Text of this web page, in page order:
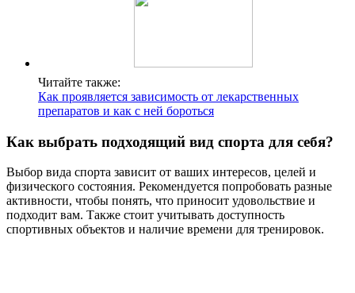
Читайте также:
Как проявляется зависимость от лекарственных
препаратов и как с ней бороться
Как выбрать подходящий вид спорта для себя?
Выбор вида спорта зависит от ваших интересов, целей и
физического состояния. Рекомендуется попробовать разные
активности, чтобы понять, что приносит удовольствие и
подходит вам. Также стоит учитывать доступность
спортивных объектов и наличие времени для тренировок.